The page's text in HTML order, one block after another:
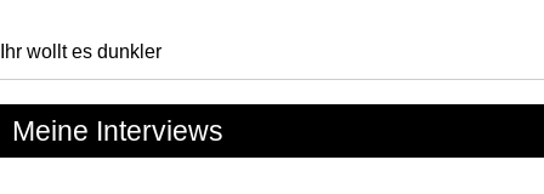
Ihr wollt es dunkler
Meine Interviews